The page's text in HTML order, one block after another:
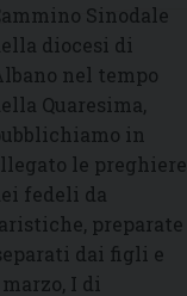
Sinodale
diocesi di
nel tempo
Quaresima,
in
le preghiere
fedeli da
preparate
dai figli e
I di